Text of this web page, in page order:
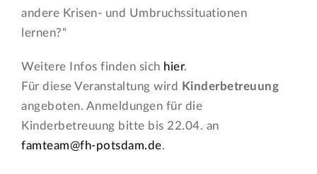
andere Krisen- und Umbruchssituationen
lernen?“
Weitere Infos finden sich hier.
Für diese Veranstaltung wird
Kinderbetreuung
angeboten. Anmeldungen für die
Kinderbetreuung bitte bis 22.04. an
famteam@fh-potsdam.de.